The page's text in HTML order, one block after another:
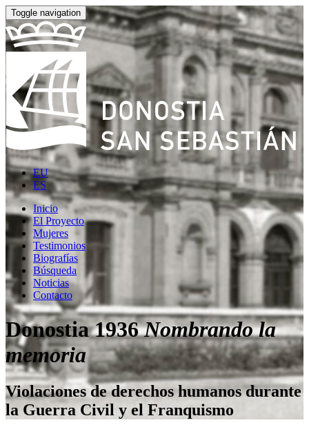
Toggle navigation
EU
ES
Inicio
El Proyecto
Mujeres
Testimonios
Biografías
Búsqueda
Noticias
Contacto
Donostia 1936Nombrando la
memoria
Violaciones de derechos humanos durante
la Guerra Civil y el Franquismo